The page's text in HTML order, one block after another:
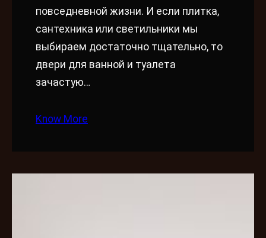
повседневной жизни. И если плитка,
сантехника или светильники мы
выбираем достаточно тщательно, то
двери для ванной и туалета
зачастую…
Know More